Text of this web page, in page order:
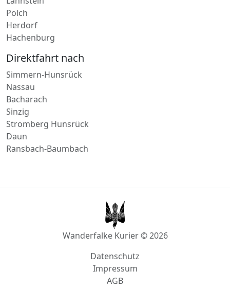
Direktfahrt nach
Simmern-Hunsrück
Nassau
Sinzig
Stromberg Hunsrück
Daun
Ransbach-Baumbach
Wanderfalke Kurier © 2026
Datenschutz
Impressum
AGB
info@wanderfalke-kurier.de
Innstraße 4, 56567 Neuwied, Deutschland
Akzeptierte Zahlungsmethoden: